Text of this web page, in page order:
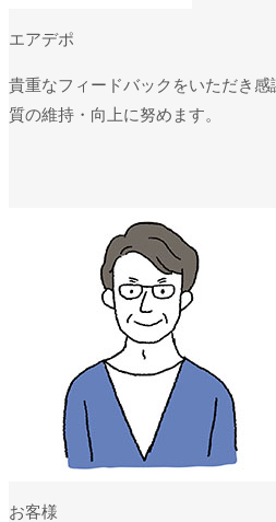
エアデポ
貴重なフィードバックをいただき
質の維持・向上に努めます。
お客様